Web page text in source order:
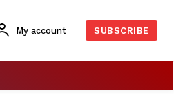
My account SUBSCRIBE